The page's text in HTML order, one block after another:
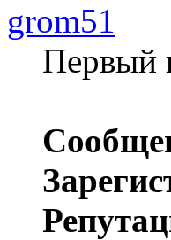
grom51
Первый